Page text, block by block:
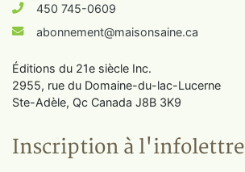
450 745-0609
abonnement@maisonsaine.ca
Éditions du 21e siècle Inc.
2955, rue du Domaine-du-lac-Lucerne
Ste-Adèle, Qc Canada J8B 3K9
Inscription à l'infolettre